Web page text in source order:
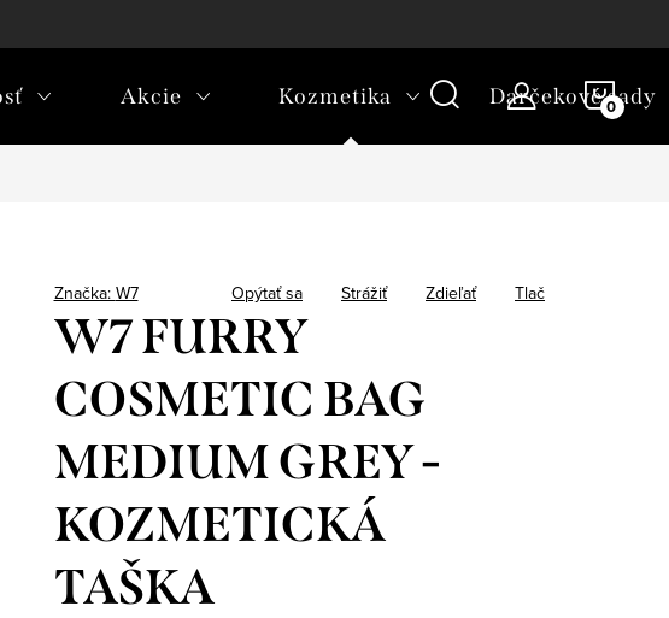
Akcie Kozmetika Darčekové sady
W7 FURRY
COSMETIC BAG
MEDIUM GREY -
KOZMETICKÁ
TAŠKA
Značka: W7 Tlač
Opýtať sa Strážiť Zdieľať